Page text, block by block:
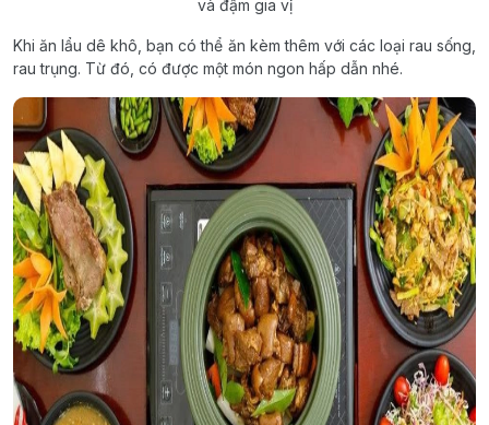
và đậm gia vị
Khi ăn lẩu dê khô, bạn có thể ăn kèm thêm với các loại rau sống,
rau trụng. Từ đó, có được một món ngon hấp dẫn nhé.